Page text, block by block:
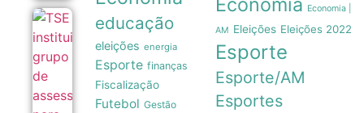
TSE institui
assessoramento
para vigiar IA e
fake news nas
eleições de
2026
educação
eleições energia
Esporte finanças
Fiscalização
Futebol Gestão
Economia Economia |
AM Eleições Eleições 2022
Esporte
Esporte/AM
Esportes